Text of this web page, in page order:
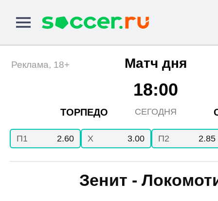
Матч дня
ТОРПЕДО
18:00
СЕГОДНЯ
Реклама, 18+
П1 2.60 X 3.00 П2 2.85
Зенит -